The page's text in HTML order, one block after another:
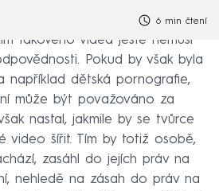
6 min čtení
takového videa ještě nemusí
Pokud by však byla
například dětská pornografie,
může být považováno za
nastal, jakmile by se tvůrce
video šířit. Tím by totiž osobě,
zasáhl do jejích práv na
nehledě na zásah do práv na